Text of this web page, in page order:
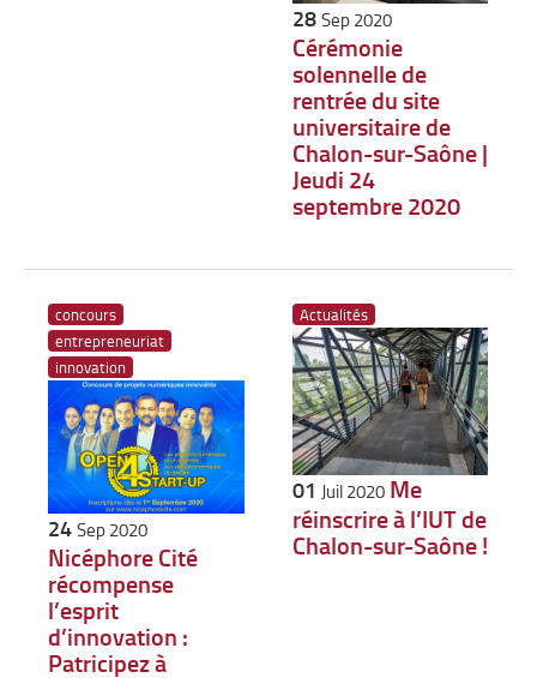
28Sep 2020
Cérémonie
solennelle de
rentrée du site
universitaire de
Chalon-sur-Saône |
Jeudi 24
septembre 2020
concours
entrepreneuriat
innovation
24Sep 2020
Nicéphore Cité
récompense
l’esprit
d’innovation :
Patricipez à
Actualités
01 Juil 2020 Me
réinscrire à l’IUT de
Chalon-sur-Saône !